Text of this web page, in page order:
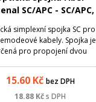
SC/APC - SC/APC,
simplexní spojka SC pro
kabely. Spojka je
pro propojení dvou
15.60Kč bez DPH
18.88 Kčs DPH